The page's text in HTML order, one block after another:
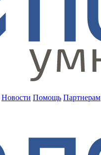
Новости Помощь Партнерам